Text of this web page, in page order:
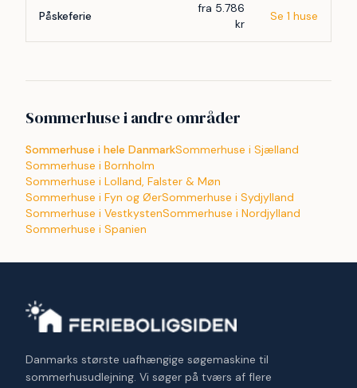
Påskeferie
fra 5.786
kr
Se 1 huse
Sommerhuse i andre områder
Sommerhuse i hele DanmarkSommerhuse i Sjælland
Sommerhuse i Bornholm
Sommerhuse i Lolland, Falster & Møn
Sommerhuse i Fyn og ØerSommerhuse i Sydjylland
Sommerhuse i VestkystenSommerhuse i Nordjylland
Sommerhuse i Spanien
Danmarks største uafhængige søgemaskine til
sommerhusudlejning. Vi søger på tværs af flere